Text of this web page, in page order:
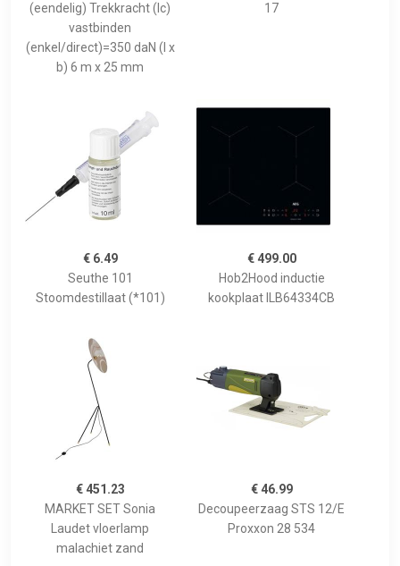
(eendelig) Trekkracht (lc)
vastbinden
(enkel/direct)=350 daN (l x
b) 6 m x 25 mm
17
€ 6.49
Seuthe 101
Stoomdestillaat (*101)
€ 499.00
Hob2Hood inductie
kookplaat ILB64334CB
€ 451.23
MARKET SET Sonia
Laudet vloerlamp
malachiet zand
€ 46.99
Decoupeerzaag STS 12/E
Proxxon 28 534